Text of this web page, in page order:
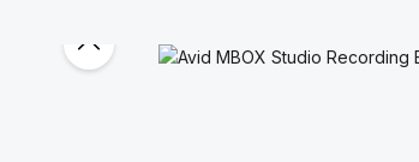
Bildergalerie überspringen